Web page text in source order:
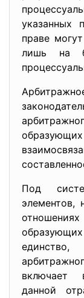
указанных
праве
лишь на
Под
элементов,
включает
данной